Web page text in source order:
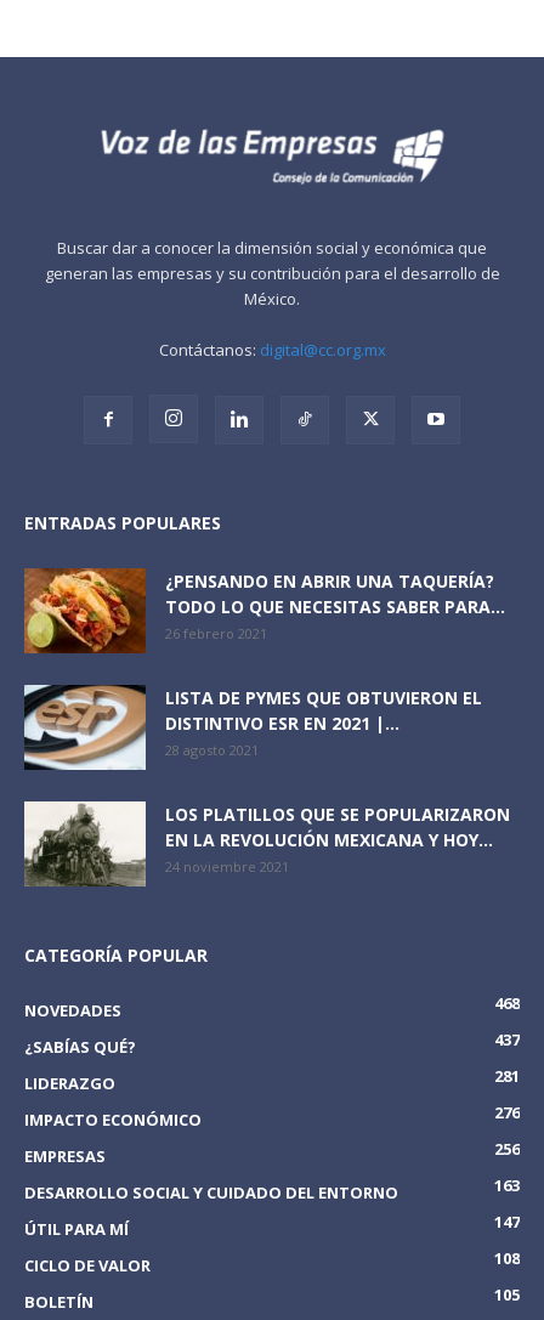
Buscar dar a conocer la dimensión social y económica que
generan las empresas y su contribución para el desarrollo de
México.
Contáctanos: digital@cc.org.mx
ENTRADAS POPULARES
¿PENSANDO EN ABRIR UNA TAQUERÍA?
TODO LO QUE NECESITAS SABER PARA...
26 febrero 2021
LISTA DE PYMES QUE OBTUVIERON EL
DISTINTIVO ESR EN 2021 |...
28 agosto 2021
LOS PLATILLOS QUE SE POPULARIZARON
EN LA REVOLUCIÓN MEXICANA Y HOY...
24 noviembre 2021
CATEGORÍA POPULAR
NOVEDADES
468
¿SABÍAS QUÉ?
437
LIDERAZGO
281
IMPACTO ECONÓMICO
276
EMPRESAS
256
DESARROLLO SOCIAL Y CUIDADO DEL ENTORNO
163
ÚTIL PARA MÍ
147
CICLO DE VALOR
108
BOLETÍN
105